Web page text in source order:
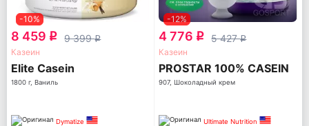
-10%
8 459 q 9 399q
Казеин
Elite Casein
1800 г, Ваниль
Dymatize
-12%
4 776 q 5 427q
Казеин
PROSTAR 100% CASEIN
907, Шоколадный крем
Ultimate Nutrition